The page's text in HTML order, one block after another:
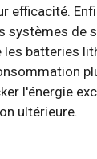
efficacité.
systèmes de
les batteries
l'énergie
ultérieure.